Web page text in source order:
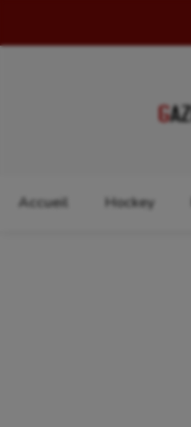
Accueil Hockey